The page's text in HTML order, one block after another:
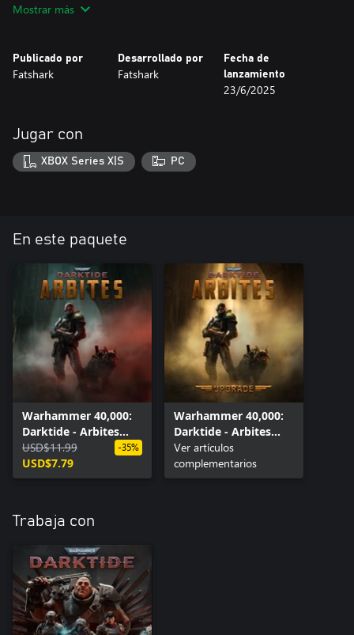
Mostrar más
Publicado por
Fatshark
Desarrollado por
Fatshark
Fecha de
lanzamiento
23/6/2025
Jugar con
XBOX Series X|S PC
En este paquete
Warhammer 40,000:
Darktide - Arbites
Class
USD$11.99
USD$7.79
-35%
Warhammer 40,000:
Darktide - Arbites
Class Cosmetic
Upgrade
Ver artículos
complementarios
Trabaja con